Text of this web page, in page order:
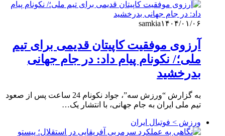
samkia۱۴۰۴/۰۱/۰۶
آرزوی موفقیت کاپیتان قدیمی برای تیم
ملی؛/ نکونام پیام داد: در جام جهانی
بدرخشید
به گزارش “ورزش سه”، جواد نکونام 24 ساعت پس از صعود
تیم ملی ایران به جام جهانی، با انتشار یک…
ورزش > فوتبال ایران